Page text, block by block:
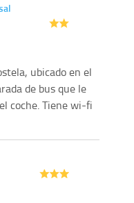
ubicado en el
de bus que le
coche. Tiene wi-fi